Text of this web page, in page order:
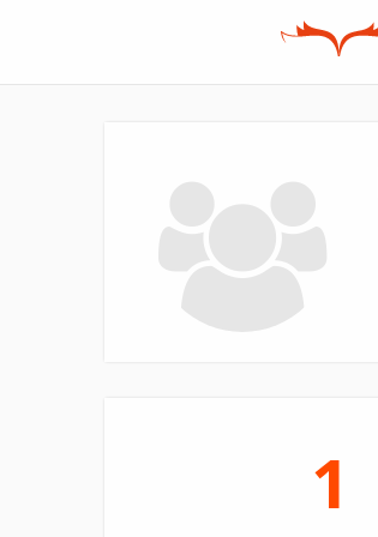
1